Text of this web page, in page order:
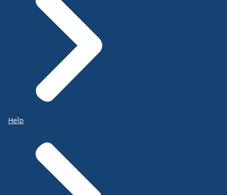
Help